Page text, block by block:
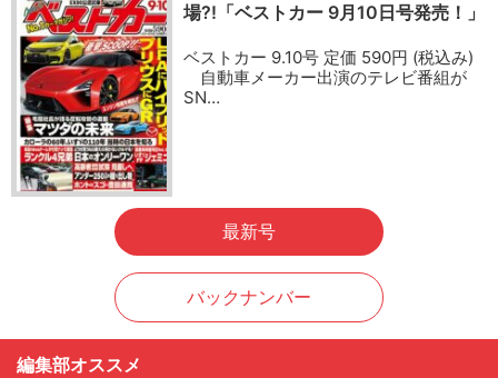
場?!「ベストカー 9月10日号発売！」
ベストカー 9.10号 定価 590円 (税込み)
自動車メーカー出演のテレビ番組が
SN…
最新号
バックナンバー
編集部オススメ